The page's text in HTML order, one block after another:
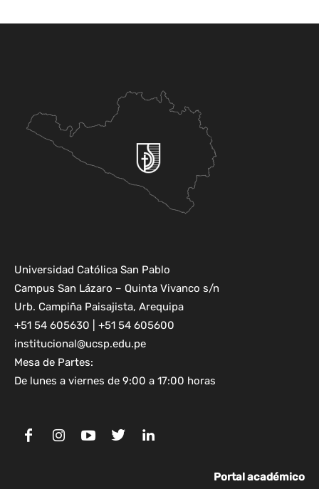
Universidad Católica San Pablo
Campus San Lázaro – Quinta Vivanco s/n
Urb. Campiña Paisajista, Arequipa
+51 54 605630 | +51 54 605600
institucional@ucsp.edu.pe
Mesa de Partes:
De lunes a viernes de 9:00 a 17:00 horas
Portal académico